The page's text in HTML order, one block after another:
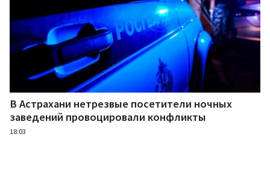
В Астрахани нетрезвые посетители ночных
заведений провоцировали конфликты
18:03